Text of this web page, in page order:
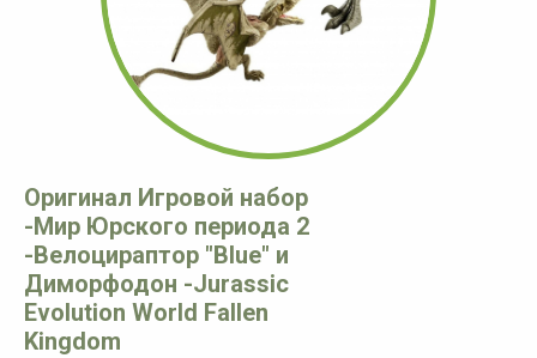
Оригинал Игровой набор
-Мир Юрского периода 2
-Велоцираптор "Blue" и
Диморфодон -Jurassic
Evolution World Fallen
Kingdom